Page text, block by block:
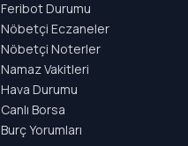
Feribot Durumu
Nöbetçi Eczaneler
Nöbetçi Noterler
Namaz Vakitleri
Hava Durumu
Canlı Borsa
Burç Yorumları